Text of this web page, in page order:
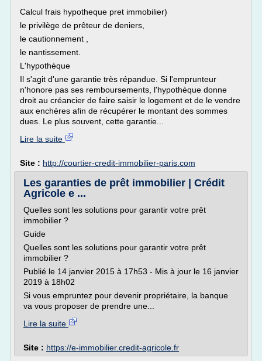
Calcul frais hypotheque pret immobilier)
le privilège de prêteur de deniers,
le cautionnement ,
le nantissement.
L'hypothèque
Il s'agit d'une garantie très répandue. Si l'emprunteur
n'honore pas ses remboursements, l'hypothèque donne
droit au créancier de faire saisir le logement et de le vendre
aux enchères afin de récupérer le montant des sommes
dues. Le plus souvent, cette garantie...
Lire la suite
Site : http://courtier-credit-immobilier-paris.com
Les garanties de prêt immobilier | Crédit
Agricole e ...
Quelles sont les solutions pour garantir votre prêt
immobilier ?
Guide
Quelles sont les solutions pour garantir votre prêt
immobilier ?
Publié le 14 janvier 2015 à 17h53 - Mis à jour le 16 janvier
2019 à 18h02
Si vous empruntez pour devenir propriétaire, la banque
va vous proposer de prendre une...
Lire la suite
Site : https://e-immobilier.credit-agricole.fr